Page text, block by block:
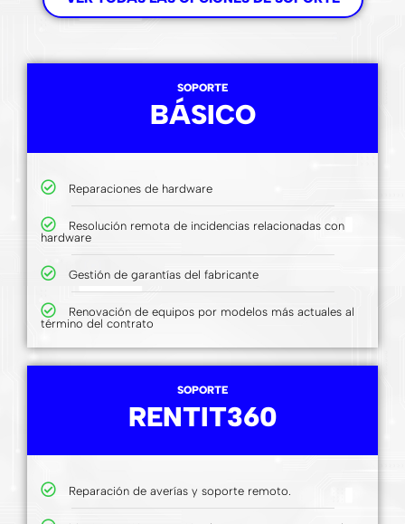
SOPORTE
BÁSICO
Reparaciones de hardware
Resolución remota de incidencias relacionadas con
hardware
Gestión de garantías del fabricante
Renovación de equipos por modelos más actuales al
término del contrato
SOPORTE
RENTIT360
Reparación de averías y soporte remoto.